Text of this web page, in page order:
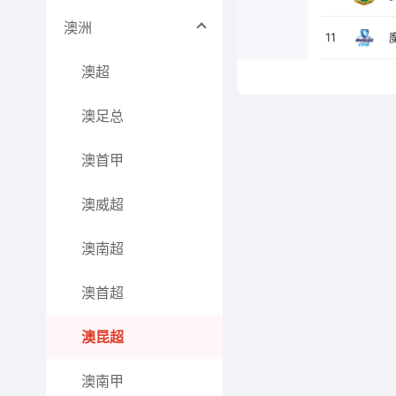
澳洲
澳超
澳足总
澳首甲
澳威超
澳南超
澳首超
澳昆超
澳南甲
11